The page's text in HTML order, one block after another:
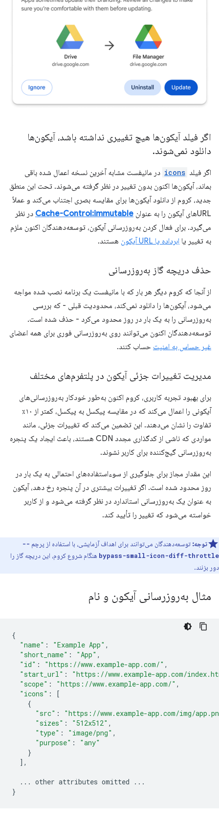
اگر فیلد آیکون‌ها هیچ تغییری نداشته باشد، آیکون‌ها
دانلود نمی‌شوند.
اگر فیلد icons در مانیفست مشابه آخرین نسخه اعمال شده باقی
بماند، آیکون‌ها اکنون بدون تغییر در نظر گرفته می‌شوند. تحت این منطق
جدید، کروم از دانلود آیکون‌ها برای مقایسه بصری اجتناب می‌کند و عملاً
URLهای آیکون را به عنوان
Cache-Control:immutable در نظر
می‌گیرد. برای فعال کردن به‌روزرسانی آیکون، توسعه‌دهندگان اکنون ملزم
به تغییر یا ابرداده یا URL آیکون هستند.
حذف دریچه گاز به‌روزرسانی
از آنجا که کروم دیگر هر بار که با مانیفست یک برنامه نصب شده مواجه
می‌شود، آیکون‌ها را دانلود نمی‌کند، محدودیت قبلی - که بررسی
به‌روزرسانی را به یک بار در روز محدود می‌کرد - حذف شده است.
توسعه‌دهندگان اکنون می‌توانند روی به‌روزرسانی فوری برای همه اعضای
غیر حساس به امنیت حساب کنند.
مدیریت تغییرات جزئی آیکون در پلتفرم‌های مختلف
برای بهبود تجربه کاربری، کروم اکنون به‌طور خودکار به‌روزرسانی‌های
آیکونی را اعمال می‌کند که در مقایسه پیکسل به پیکسل، کمتر از ۱۰٪
تفاوت را نشان می‌دهند. این تضمین می‌کند که تغییرات جزئی، مانند
مواردی که ناشی از کدگذاری مجدد CDN هستند، باعث ایجاد یک پنجره
به‌روزرسانی گیج‌کننده برای کاربر نشوند.
این مقدار مجاز برای جلوگیری از سوءاستفاده‌های احتمالی به یک بار در
روز محدود شده است. اگر تغییرات بیشتری در آن پنجره رخ دهد، آیکون
به عنوان یک به‌روزرسانی استاندارد در نظر گرفته می‌شود و از کاربر
خواسته می‌شود که تغییر را تأیید کند.
توجه: توسعه‌دهندگان می‌توانند برای اهداف آزمایشی، با استفاده از پرچم --
bypass-small-icon-diff-throttle هنگام شروع کروم، این دریچه گاز را
دور بزنند.
مثال به‌روزرسانی آیکون و نام
{
"name" : "Example App" ,
"short_name" : "App" ,
"id" : "https://www.example-app.com/" ,
"start_url" :
"https://www.example-app.com/
"scope" : "https://www.example-app.com/" ,
"icons" :
[
{
"src" :
"https://www.example-app.com/img/
"sizes" : "512x512" ,
"type" : "image/png" ,
"purpose" :
"any"
}
],
... other attributes omitted
...
}